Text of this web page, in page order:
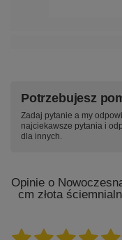
Potrzebujesz
Zadaj pytanie a my
najciekawsze pytania i
dla innych.
Opinie o
cm złota